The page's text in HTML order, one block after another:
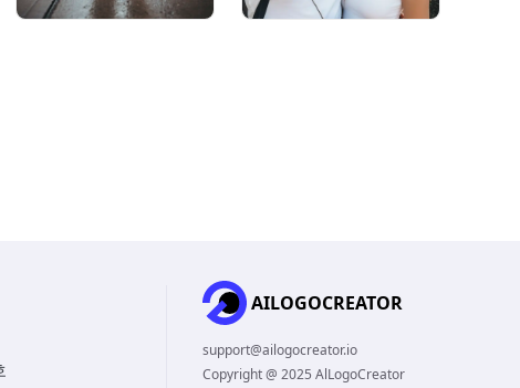
AILOGOCREATOR
support@ailogocreator.io
Copyright @ 2025 AlLogoCreator